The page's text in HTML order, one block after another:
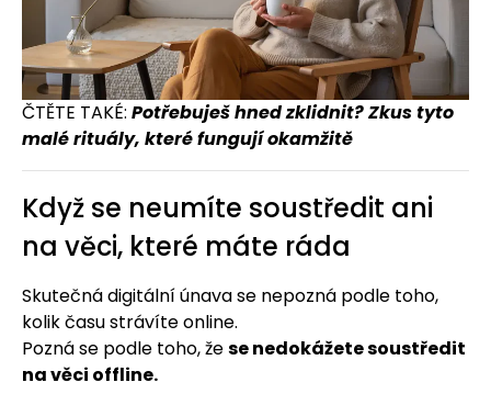
ČTĚTE TAKÉ: Potřebuješ hned zklidnit? Zkus tyto
malé rituály, které fungují okamžitě
Když se neumíte soustředit ani
na věci, které máte ráda
Skutečná digitální únava se nepozná podle toho,
kolik času strávíte online.
Pozná se podle toho, žese nedokážete soustředit
na věci offline.